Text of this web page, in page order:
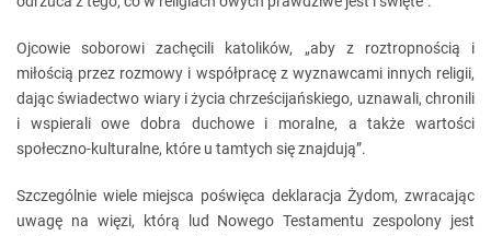
Ojcowie soborowi zachęcili katolików, „aby z roztropnością i
miłością przez rozmowy i współpracę z wyznawcami innych religii,
dając świadectwo wiary i życia chrześcijańskiego, uznawali, chronili
i wspierali owe dobra duchowe i moralne, a także wartości
społeczno-kulturalne, które u tamtych się znajdują”.
Szczególnie wiele miejsca poświęca deklaracja Żydom, zwracając
uwagę na więzi, którą lud Nowego Testamentu zespolony jest